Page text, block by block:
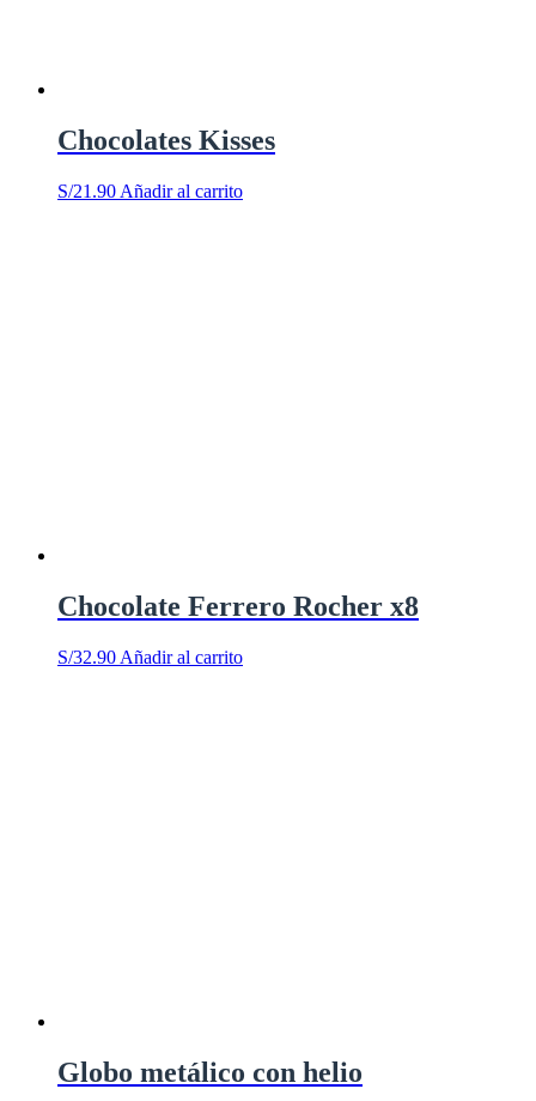
Chocolates Kisses
S/21.90 Añadir al carrito
Chocolate Ferrero Rocher x8
S/32.90 Añadir al carrito
Globo metálico con helio